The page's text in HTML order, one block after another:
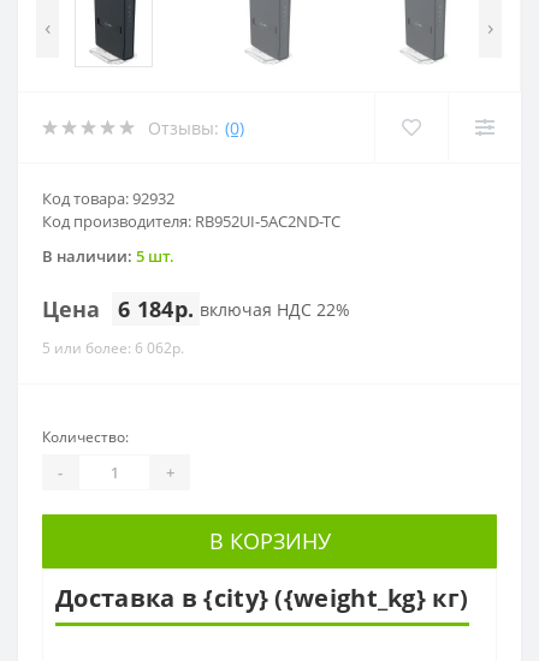
‹ ›
Отзывы: (0)
Код товара: 92932
Код производителя: RB952UI-5AC2ND-TC
В наличии: 5 шт.
Цена 6 184р. включая НДС 22%
5 или более: 6 062р.
Количество:
- +
В КОРЗИНУ
Доставка в {city} ({weight_kg} кг)